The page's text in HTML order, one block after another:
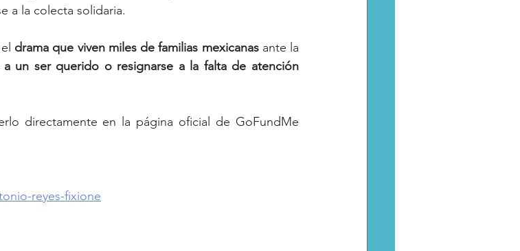
a la colecta solidaria.
drama que viven miles de familias mexicanas ante la
a un ser querido o resignarse a la falta de atención
directamente en la página oficial de GoFundMe
reyes-fixione